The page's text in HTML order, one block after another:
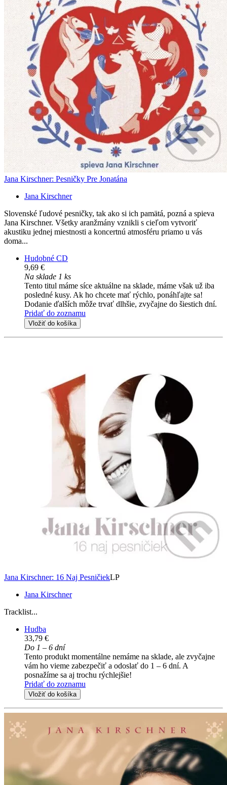
Jana Kirschner: Pesničky Pre Jonatána
Jana Kirschner
Slovenské ľudové pesničky, tak ako si ich pamätá, pozná a spieva
Jana Kirschner. Všetky aranžmány vznikli s cieľom vytvoriť
akustiku jednej miestnosti a koncertnú atmosféru priamo u vás
doma...
Hudobné CD
9,69 €
Na sklade 1 ks
Tento titul máme síce aktuálne na sklade, máme však už iba
posledné kusy. Ak ho chcete mať rýchlo, ponáhľajte sa!
Dodanie ďalších môže trvať dlhšie, zvyčajne do šiestich dní.
Pridať do zoznamu
Vložiť do košíka
Jana Kirschner: 16 Naj PesničiekLP
Jana Kirschner
Tracklist...
Hudba
33,79 €
Do 1 – 6 dní
Tento produkt momentálne nemáme na sklade, ale zvyčajne
vám ho vieme zabezpečiť a odoslať do 1 – 6 dní. A
posnažíme sa aj trochu rýchlejšie!
Pridať do zoznamu
Vložiť do košíka